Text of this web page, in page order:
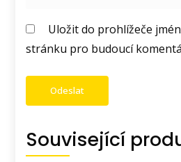
Uložit do prohlížeče
stránku pro budoucí
Související